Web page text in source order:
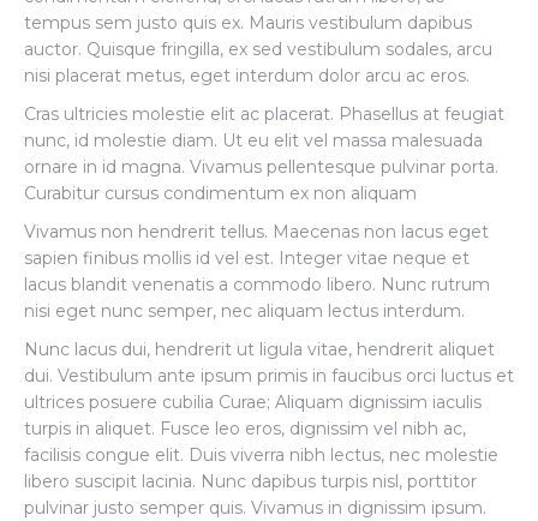
tempus sem justo quis ex. Mauris vestibulum dapibus
auctor. Quisque fringilla, ex sed vestibulum sodales, arcu
nisi placerat metus, eget interdum dolor arcu ac eros.
Cras ultricies molestie elit ac placerat. Phasellus at feugiat
nunc, id molestie diam. Ut eu elit vel massa malesuada
ornare in id magna. Vivamus pellentesque pulvinar porta.
Curabitur cursus condimentum ex non aliquam
Vivamus non hendrerit tellus. Maecenas non lacus eget
sapien finibus mollis id vel est. Integer vitae neque et
lacus blandit venenatis a commodo libero. Nunc rutrum
nisi eget nunc semper, nec aliquam lectus interdum.
Nunc lacus dui, hendrerit ut ligula vitae, hendrerit aliquet
dui. Vestibulum ante ipsum primis in faucibus orci luctus et
ultrices posuere cubilia Curae; Aliquam dignissim iaculis
turpis in aliquet. Fusce leo eros, dignissim vel nibh ac,
facilisis congue elit. Duis viverra nibh lectus, nec molestie
libero suscipit lacinia. Nunc dapibus turpis nisl, porttitor
pulvinar justo semper quis. Vivamus in dignissim ipsum.